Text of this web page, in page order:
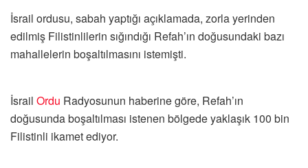
İsrail ordusu, sabah yaptığı açıklamada, zorla yerinden
edilmiş Filistinlilerin sığındığı Refah’ın doğusundaki bazı
mahallelerin boşaltılmasını istemişti.
İsrail Ordu Radyosunun haberine göre, Refah’ın
doğusunda boşaltılması istenen bölgede yaklaşık 100 bin
Filistinli ikamet ediyor.